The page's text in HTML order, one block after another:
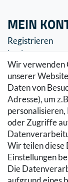
Wir verwenden
unserer
Daten von
Adresse), um
oder Zugriffe
Wir teilen diese
Einstellungen
Die
MEIN
Registrieren
Login
SERVICE
Zahlung &
Warenkorb
Zur Kasse
Hilfe
Kontakt